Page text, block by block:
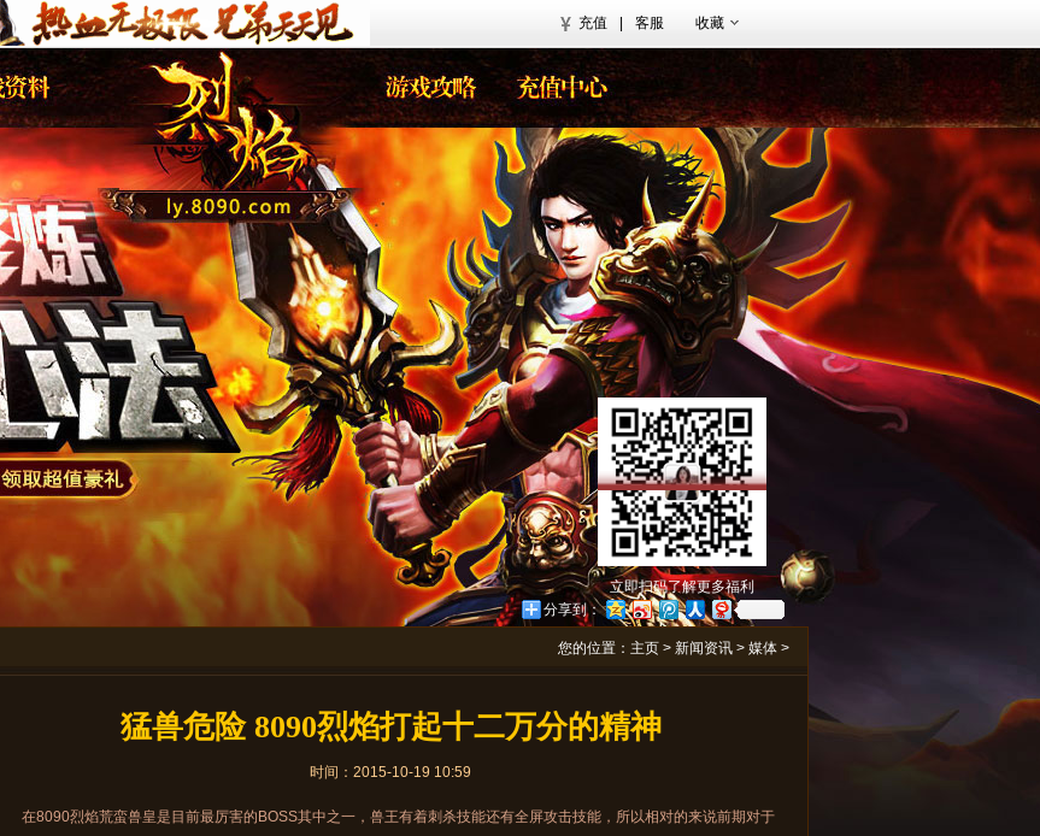
充值 客服 收藏
立即扫码了解更多福利
分享到：
您的位置： 主页 > 新闻资讯 > 媒体 >
猛兽危险 8090烈焰打起十二万分的精神
时间：2015-10-19 10:59
在8090烈焰荒蛮兽皇是目前最厉害的BOSS其中之一，兽王有着刺杀技能还有全屏攻击技能，所以相对的来说前期对于